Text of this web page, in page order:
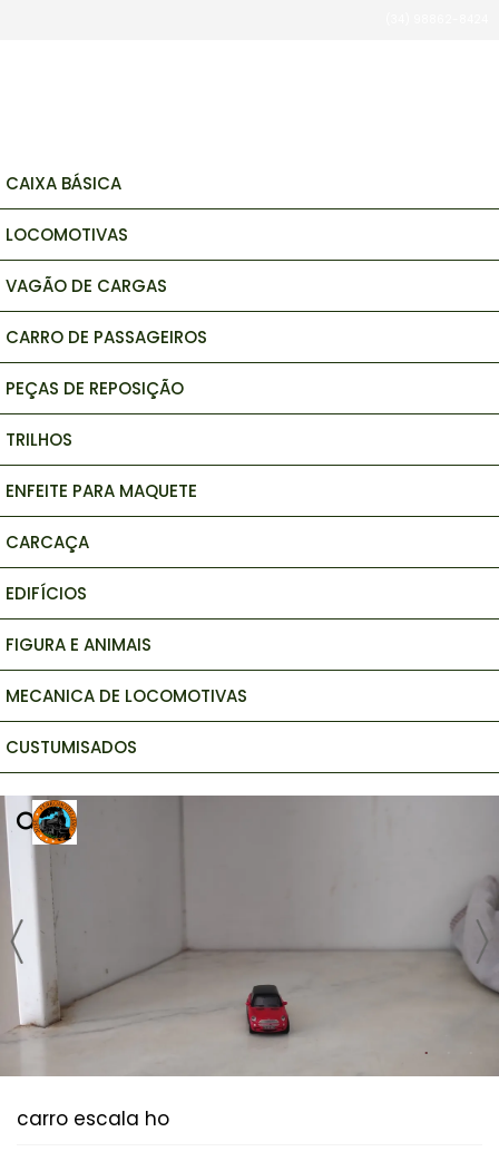
CAIXA BÁSICA
LOCOMOTIVAS
VAGÃO DE CARGAS
CARRO DE PASSAGEIROS
PEÇAS DE REPOSIÇÃO
TRILHOS
ENFEITE PARA MAQUETE
CARCAÇA
EDIFÍCIOS
FIGURA E ANIMAIS
MECANICA DE LOCOMOTIVAS
CUSTUMISADOS
carro escala ho